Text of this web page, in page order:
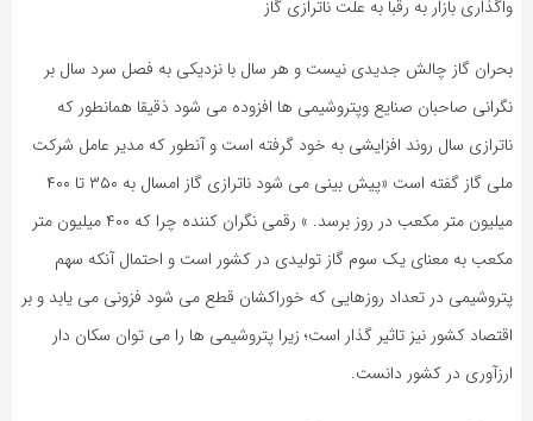
واگذاری بازار به رقبا به علت ناترازی گاز
بحران گاز چالش جدیدی نیست و هر سال با نزدیکی به فصل سرد سال بر
نگرانی صاحبان صنایع وپتروشیمی ها افزوده می شود ذقیقا همانطور که
ناترازی سال روند افزایشی به خود گرفته است و آنطور که مدیر عامل شرکت
ملی گاز گفته است «پیش بینی می شود ناترازی گاز امسال به ۳۵۰ تا ۴۰۰
میلیون متر مکعب در روز برسد. » رقمی نگران کننده چرا که ۴۰۰ میلیون متر
مکعب به معنای یک سوم گاز تولیدی در کشور است و احتمال آنکه سهم
پتروشیمی در تعداد روزهایی که خوراکشان قطع می شود فزونی می یابد و بر
اقتصاد کشور نیز تاثیر گذار است؛ زیرا پتروشیمی ها را می توان سکان دار
ارزآوری در کشور دانست.